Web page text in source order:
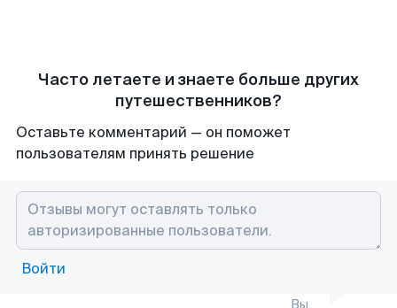
Часто летаете и знаете больше других
путешественников?
Оставьте комментарий — он поможет
пользователям принять решение
Войти
Вы